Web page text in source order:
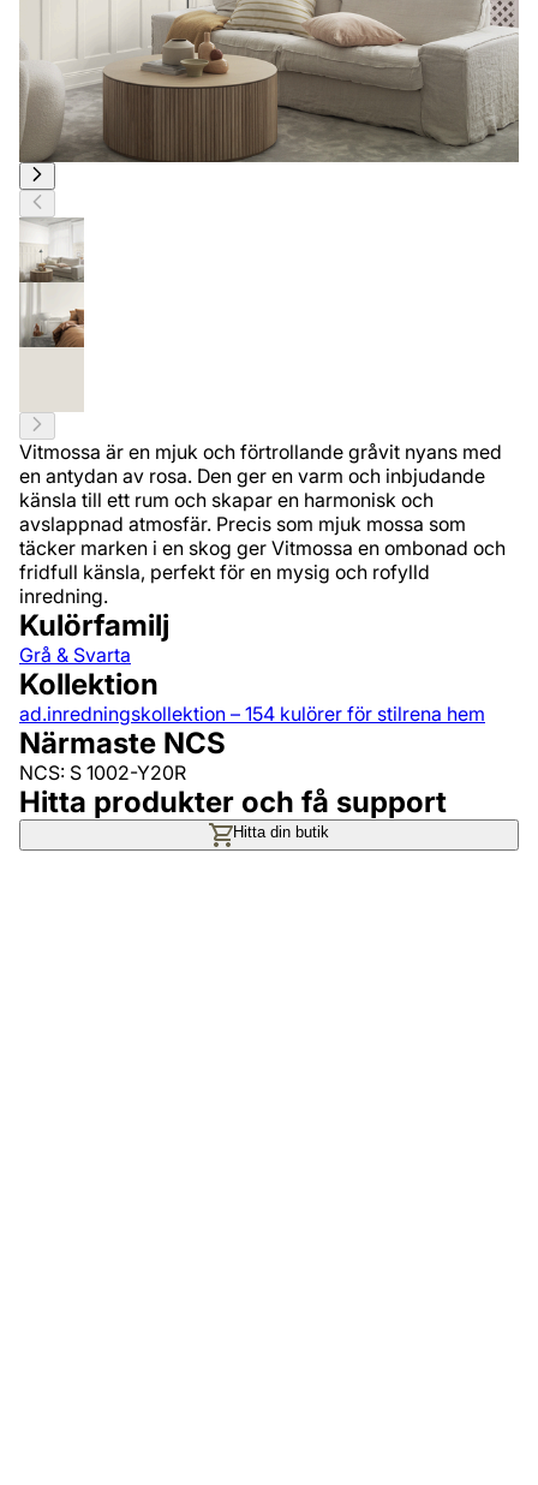
Vitmossa är en mjuk och förtrollande gråvit nyans med
en antydan av rosa. Den ger en varm och inbjudande
känsla till ett rum och skapar en harmonisk och
avslappnad atmosfär. Precis som mjuk mossa som
täcker marken i en skog ger Vitmossa en ombonad och
fridfull känsla, perfekt för en mysig och rofylld
inredning.
Kulörfamilj
Grå & Svarta
Kollektion
ad.inredningskollektion – 154 kulörer för stilrena hem
Närmaste NCS
NCS: S 1002-Y20R
Hitta produkter och få support
Hitta din butik